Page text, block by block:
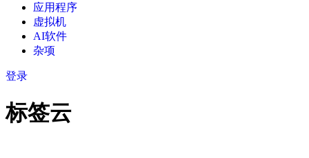
应用程序
虚拟机
AI软件
杂项
登录
标签云